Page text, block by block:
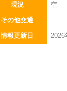
現況 空
その他交通
-
情報更新日
2026